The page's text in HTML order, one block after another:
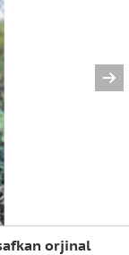
orjinal